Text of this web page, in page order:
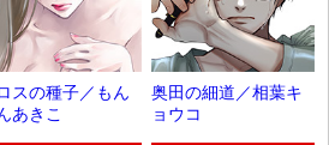
スの種子／もん
あきこ
奥田の細道／相葉キ
ョウコ